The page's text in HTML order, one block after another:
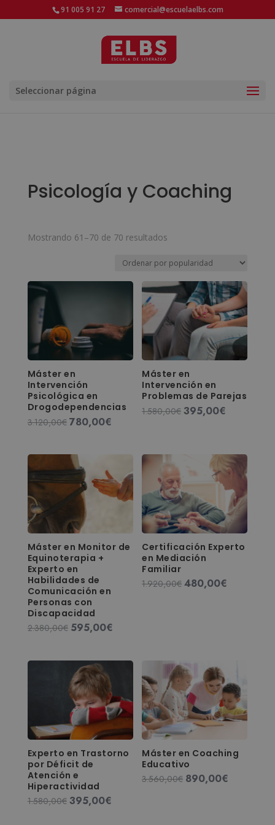
91 005 91 27 comercial@escuelaelbs.com
Seleccionar página
Psicología y Coaching
Mostrando 61–70 de 70 resultadosOrdenado
Máster en
Intervención
Psicológica en
Drogodependencias
3.120,00€ El
era:
3.120,00€.
780,00€El
780,00€.
Máster en
Intervención en
Problemas de Parejas
1.580,00€ El
1.580,00€.
395,00€
395,00€.
Máster en Monitor de
Equinoterapia +
Experto en
Habilidades de
Comunicación en
Personas con
Discapacidad
2.380,00€ El
era:
2.380,00€.
595,00€El
595,00€.
Certificación Experto
en Mediación
Familiar
1.920,00€ El
480,00€
Experto en Trastorno
por Déficit de
Atención e
Hiperactividad
1.580,00€ El
395,00€El
Máster en Coaching
Educativo
3.560,00€ El
890,00€